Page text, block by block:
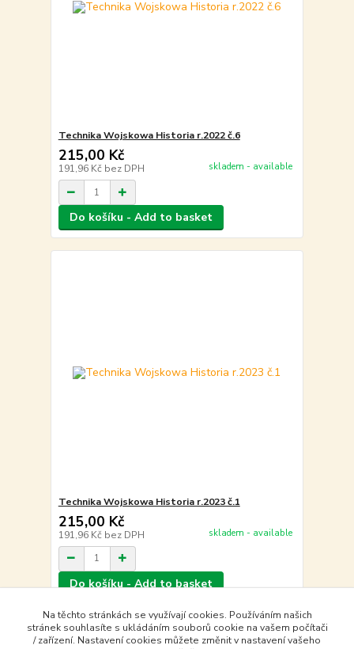
Technika Wojskowa Historia r.2022 č.6
215,00 Kč
191,96 Kč bez DPH skladem - available
Do košíku - Add to basket
Technika Wojskowa Historia r.2023 č.1
215,00 Kč
191,96 Kč bez DPH skladem - available
Do košíku - Add to basket
strana
Na těchto stránkách se využívají cookies. Používáním našich
stránek souhlasíte s ukládáním souborů cookie na vašem počítači
/ zařízení. Nastavení cookies můžete změnit v nastavení vašeho